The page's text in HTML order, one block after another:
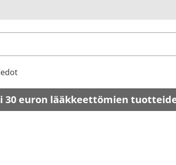
euron lääkkeettömien